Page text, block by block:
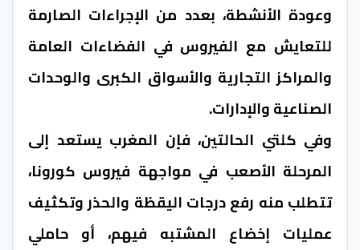
وعودة الأنشطة، بعدد من الإجراءات الصارمة
للتعايش مع الفيروس في الفضاءات العامة
والمراكز التجارية والأسواق الكبرى والوحدات
الصناعية والإدارات.
وفي كلتي الحالتين، فإن المغرب يستعد إلى
المرحلة الأصعب في مواجهة فيروس كورونا،
تتطلب منه رفع درجات اليقظة والحذر وتكثيف
عمليات إخضاع المشتبه فيهم، أو حاملي